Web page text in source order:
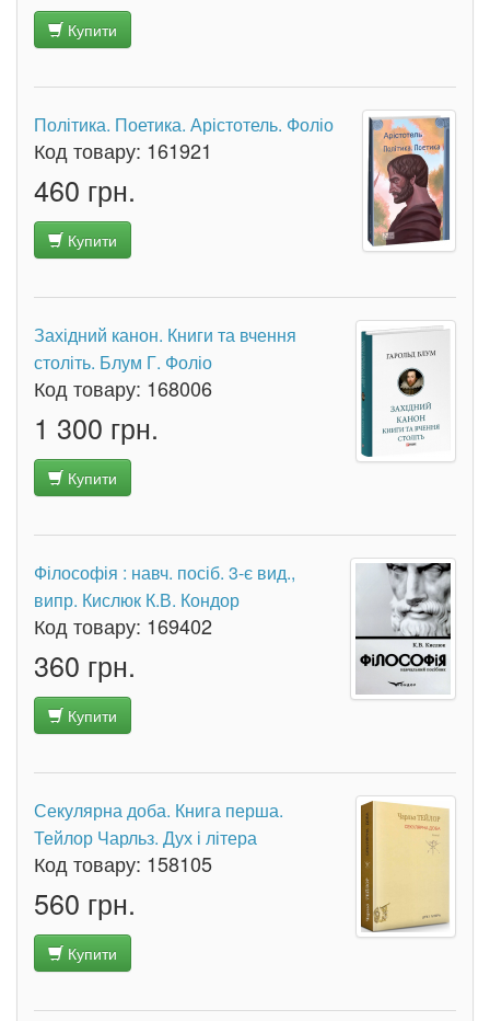
Купити
Політика. Поетика. Арістотель. Фоліо
Код товару: 161921
460 грн.
Купити
Західний канон. Книги та вчення
століть. Блум Г. Фоліо
Код товару: 168006
1 300 грн.
Купити
Філософія : навч. посіб. 3-є вид.,
випр. Кислюк К.В. Кондор
Код товару: 169402
360 грн.
Купити
Секулярна доба. Книга перша.
Тейлор Чарльз. Дух і літера
Код товару: 158105
560 грн.
Купити